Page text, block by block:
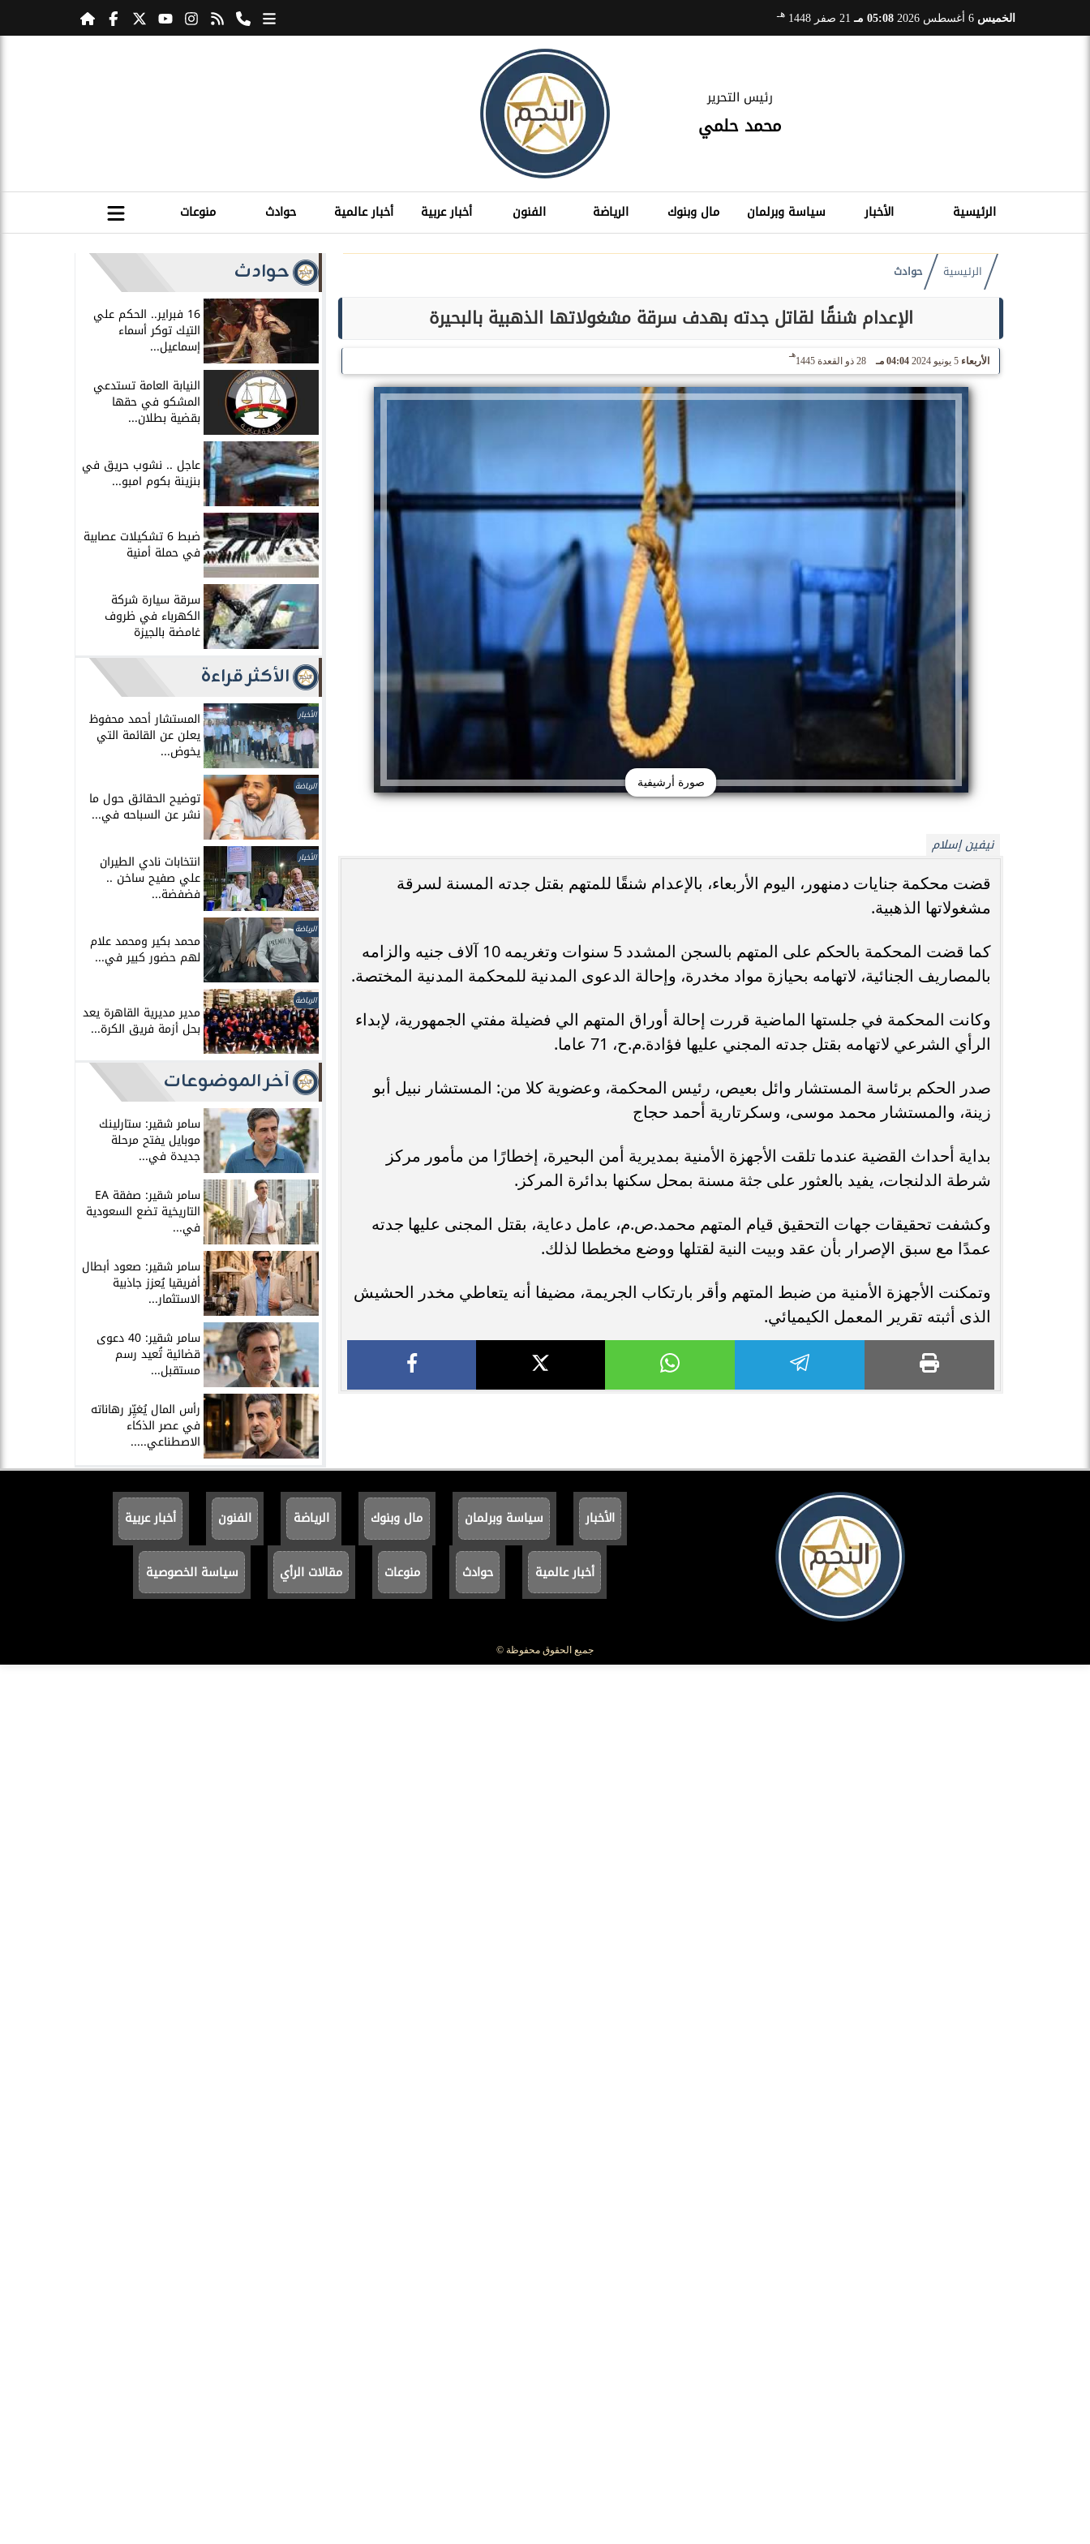
الخميس 05:08 مـ 21 صفر 1448 هـ
رئيس التحرير
محمد حلمي
الرئيسية الأخبار سياسة وبرلمان مال وبنوك الرياضة الفنون أخبار عربية أخبار عالمية حوادث منوعات
الرئيسية حوادث
الإعدام شنقًا لقاتل جدته بهدف سرقة مشغولاتها الذهبية بالبحيرة
الأربعاء 5 يونيو 2024 04:04 مـ 28 ذو القعدة 1445
هـ
صورة أرشيفية
نيفين إسلام
قضت محكمة جنايات دمنهور، اليوم الأربعاء، بالإعدام شنقًا للمتهم بقتل جدته المسنة لسرقة
مشغولاتها الذهبية.
كما قضت المحكمة بالحكم على المتهم بالسجن المشدد 5 سنوات وتغريمه 10 آلاف جنيه والزامه
بالمصاريف الجنائية، لاتهامه بحيازة مواد مخدرة، وإحالة الدعوى المدنية للمحكمة المدنية المختصة.
وكانت المحكمة في جلستها الماضية قررت إحالة أوراق المتهم الي فضيلة مفتي الجمهورية، لإبداء
الرأي الشرعي لاتهامه بقتل جدته المجني عليها فؤادة.م.ح، 71 عاما.
صدر الحكم برئاسة المستشار وائل بعيص، رئيس المحكمة، وعضوية كلا من: المستشار نبيل أبو
زينة، والمستشار محمد موسى، وسكرتارية أحمد حجاج
بداية أحداث القضية عندما تلقت الأجهزة الأمنية بمديرية أمن البحيرة، إخطارًا من مأمور مركز
شرطة الدلنجات، يفيد بالعثور على جثة مسنة بمحل سكنها بدائرة المركز.
وكشفت تحقيقات جهات التحقيق قيام المتهم محمد.ص.م، عامل دعاية، بقتل المجنى عليها جدته
عمدًا مع سبق الإصرار بأن عقد وبيت النية لقتلها ووضع مخططا لذلك.
وتمكنت الأجهزة الأمنية من ضبط المتهم وأقر بارتكاب الجريمة، مضيفا أنه يتعاطي مخدر الحشيش
الذى أثبته تقرير المعمل الكيميائي.
حوادث
16 فبراير.. الحكم علي
التيك توكر أسماء
إسماعيل...
النيابة العامة تستدعي
المشكو في حقها
بقضية بطلان...
عاجل .. نشوب حريق في
بنزينة بكوم امبو...
ضبط 6 تشكيلات عصابية
في حملة أمنية
سرقة سيارة شركة
الكهرباء في ظروف
غامضة بالجيزة
الأكثر قراءة
الأخبار المستشار أحمد محفوظ
يعلن عن القائمة التي
يخوض...
الرياضة
توضيح الحقائق حول ما
نشر عن السباحه في...
الأخبار انتخابات نادي الطيران
علي صفيح ساخن ..
فضفضة...
الرياضة
محمد بكير ومحمد علام
لهم حضور كبير في...
الرياضة
مدير مديرية القاهرة يعد
بحل أزمة فريق الكرة...
آخر الموضوعات
سامر شقير: ستارلينك
موبايل يفتح مرحلة
جديدة في...
سامر شقير: صفقة EA
التاريخية تضع السعودية
في...
سامر شقير: صعود أبطال
أفريقيا يُعزز جاذبية
الاستثمار...
سامر شقير: 40 دعوى
قضائية تُعيد رسم
مستقبل...
رأس المال يُغيِّر رهاناته
في عصر الذكاء
الاصطناعي.....
الأخبار سياسة وبرلمان مال وبنوك الرياضة الفنون أخبار عربية
أخبار عالمية حوادث منوعات مقالات الرأي سياسة الخصوصية
جميع الحقوق محفوظة ©